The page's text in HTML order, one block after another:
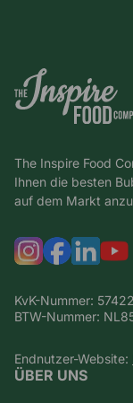
The Inspire Food
Ihnen die besten
auf dem Markt
KvK-Nummer:
BTW-Nummer:
Endnutzer-Website:
ÜBER UNS